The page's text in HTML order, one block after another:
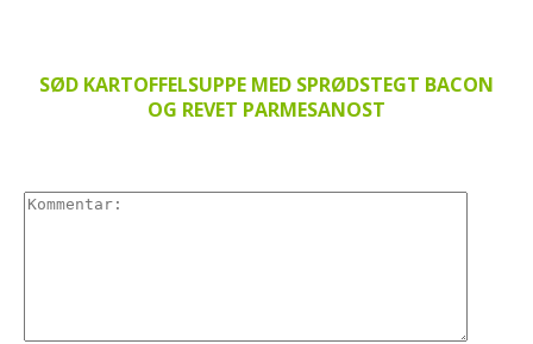
SØD KARTOFFELSUPPE MED SPRØDSTEGT BACON
OG REVET PARMESANOST